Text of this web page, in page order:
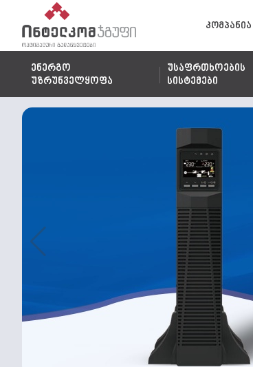
კომპანია
ენერგო
უზრუნველყოფა
უსაფრთხოების
სისტემები